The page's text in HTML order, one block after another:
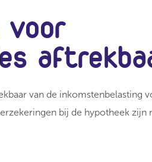
van de inkomstenbelasting
bij de hypotheek zijn